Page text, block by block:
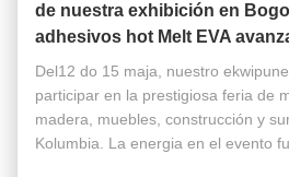
de nuestra exhibición en
adhesivos hot Melt EVA
Del12 do 15 maja, nuestro
participar en la prestigiosa feria de
madera, muebles, construcción y
Kolumbia. La energia en el evento